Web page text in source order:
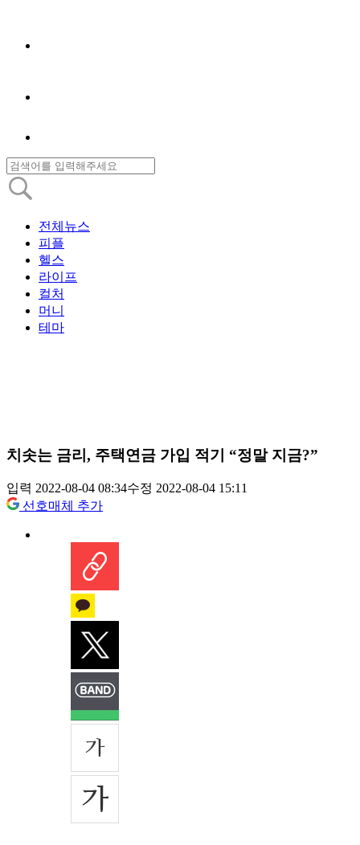
전체뉴스
피플
헬스
라이프
컬처
머니
테마
치솟는 금리, 주택연금 가입 적기 “정말 지금?”
입력 2022-08-04 08:34수정 2022-08-04 15:11
선호매체 추가